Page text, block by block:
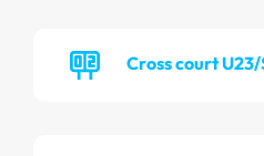
Cross court